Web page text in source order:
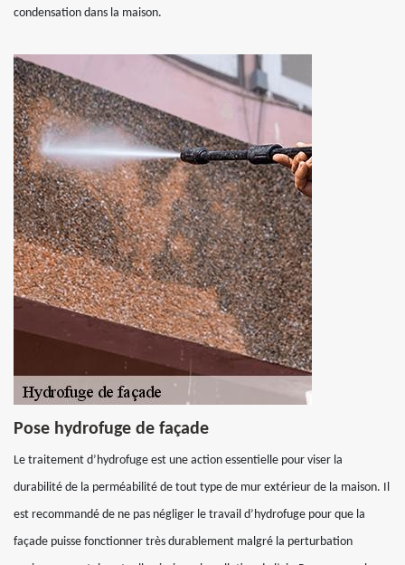
condensation dans la maison.
Pose hydrofuge de façade
Le traitement d’hydrofuge est une action essentielle pour viser la
durabilité de la perméabilité de tout type de mur extérieur de la maison. Il
est recommandé de ne pas négliger le travail d’hydrofuge pour que la
façade puisse fonctionner très durablement malgré la perturbation